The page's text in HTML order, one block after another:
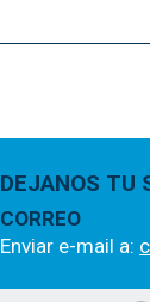
DEJANOS TU
CORREO
Enviar e-mail a: